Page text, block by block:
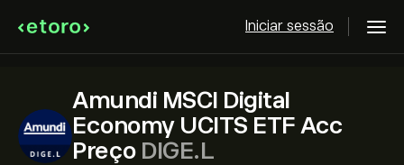
Iniciar sessão
Amundi MSCI Digital
Economy UCITS ETF Acc
PreçoDIGE.L